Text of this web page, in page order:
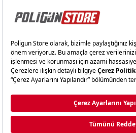
Kullanım Koşulları
18 yaşından küçük olduğunuz halde
sözleşmesinde yer alan hükümlere
kısıtlamalardan dolayı oluşabilecek
sorumluluk ve yükümlülükler tamamen
yaptırıma tabi
Yasa gereği 18 yaşından küçük
sözleşmemimizi
Copyright © poligunstore.com Tüm